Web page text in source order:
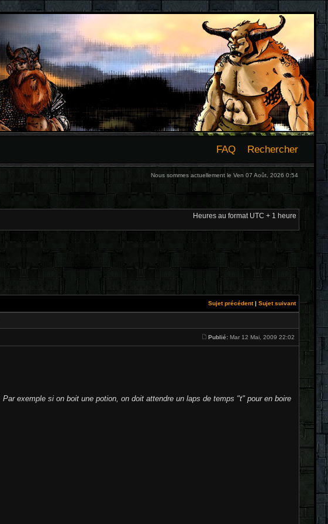
FAQ Rechercher
Nous sommes actuellement le Ven 07 Août, 2026 0:54
Heures au format UTC + 1 heure
Sujet précédent| Sujet suivant
Publié: Mar 12 Mai, 2009 22:02
exemple si on boit une potion, on doit attendre un laps de temps "t" pour en boire